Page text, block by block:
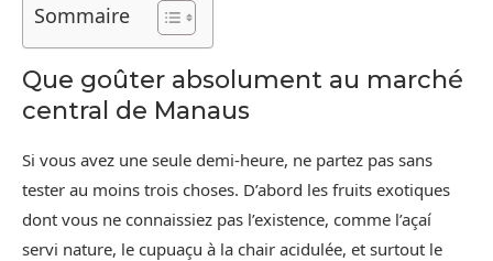
Sommaire
Que goûter absolument au marché
central de Manaus
Si vous avez une seule demi-heure, ne partez pas sans
tester au moins trois choses. D’abord les fruits exotiques
dont vous ne connaissiez pas l’existence, comme l’açaí
servi nature, le cupuaçu à la chair acidulée, et surtout le